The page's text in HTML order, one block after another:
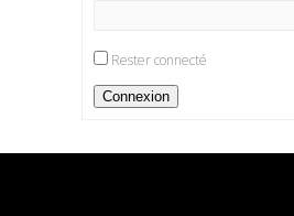
Rester connecté
Connexion